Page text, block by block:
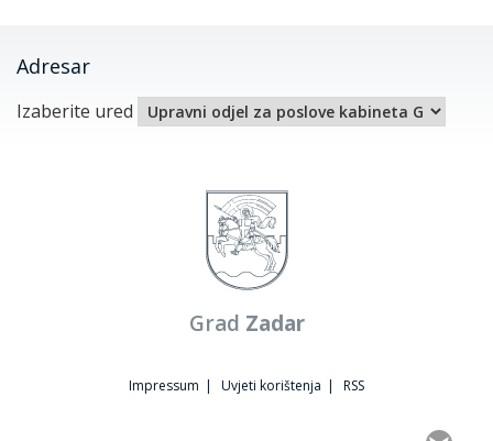
Adresar
Izaberite ured
Grad Zadar
Impressum | Uvjeti korištenja | RSS